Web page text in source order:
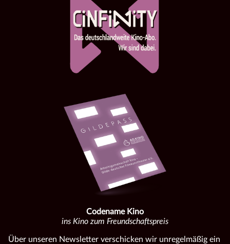
Codename Kino
ins Kino zum Freundschaftspreis
Über unseren Newsletter verschicken wir unregelmäßig ein